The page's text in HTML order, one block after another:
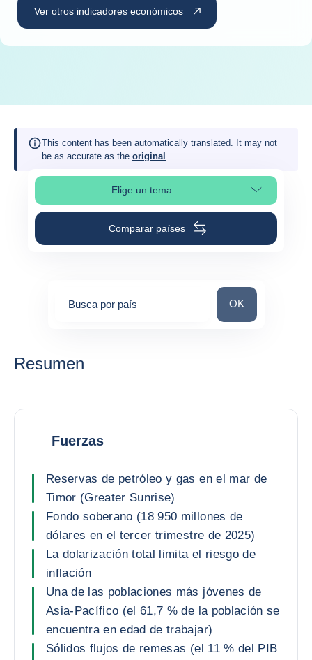
Ver otros indicadores económicos
This content has been automatically translated. It may not
be as accurate as the original .
Elige un temaSelleciona la sección de la página
Comparar países
Busca por país Busca por país
OK
Resumen
Fuerzas
Reservas de petróleo y gas en el mar de
Timor (Greater Sunrise)
Fondo soberano (18 950 millones de
dólares en el tercer trimestre de 2025)
La dolarización total limita el riesgo de
inflación
Una de las poblaciones más jóvenes de
Asia-Pacífico (el 61,7 % de la población se
encuentra en edad de trabajar)
Sólidos flujos de remesas (el 11 % del PIB